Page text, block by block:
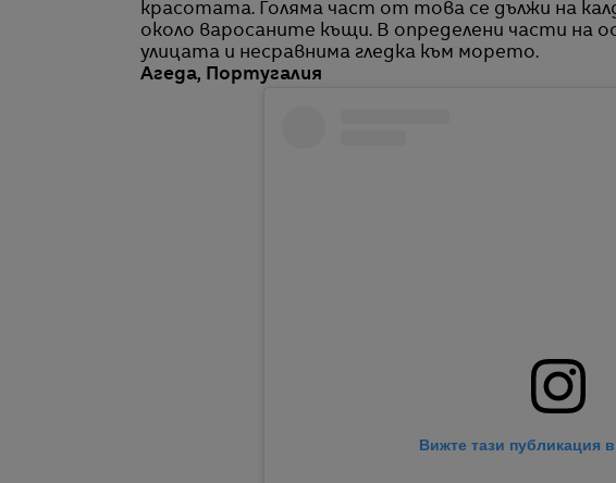
красотата. Голяма част от това се дължи на
около варосаните къщи. В определени части
улицата и несравнима гледка към морето.
Агеда, Португалия
Вижте тази публикация